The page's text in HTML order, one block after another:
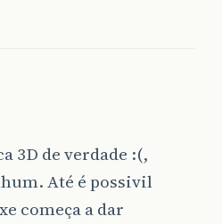
3D de verdade :(,
Até é possivil
começa a dar